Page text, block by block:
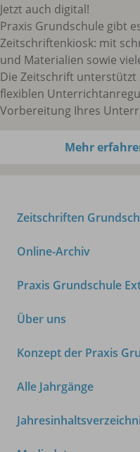
Jetzt auch digital!
Praxis Grundschule gibt
Zeitschriftenkiosk: mit
und Materialien sowie
Die Zeitschrift
flexiblen
Vorbereitung Ihres
Mehr
Zeitschriften
Online-Archiv
Praxis Grundschule
Über uns
Konzept der Praxis
Alle Jahrgänge